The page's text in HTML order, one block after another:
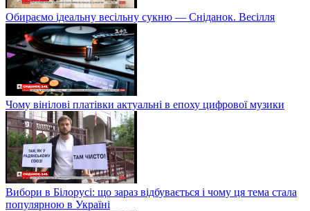
Обираємо ідеальну весільну сукню — Сніданок. Весілля
Чому вінілові платівки актуальні в епоху цифрової музики
Вибори в Білорусі: що зараз відбувається і чому ця тема стала
популярною в Україні